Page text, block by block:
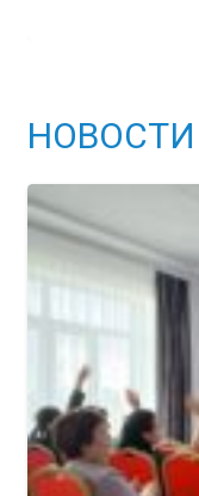
НОВОСТИ